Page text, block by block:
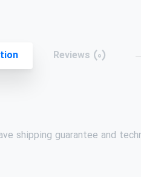
Reviews (0)
shipping guarantee and